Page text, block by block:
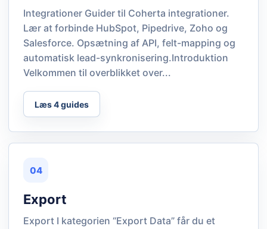
Integrationer Guider til Coherta integrationer.
Lær at forbinde HubSpot, Pipedrive, Zoho og
Salesforce. Opsætning af API, felt-mapping og
automatisk lead-synkronisering.Introduktion
Velkommen til overblikket over...
Læs 4 guides
04
Export
Export I kategorien “Export Data” får du et